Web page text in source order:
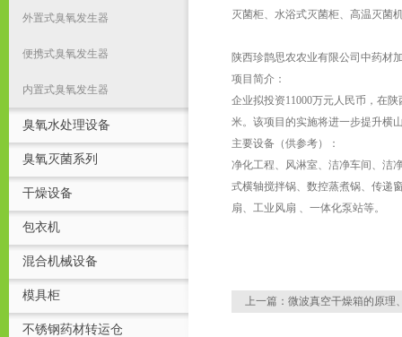
外置式臭氧发生器
便携式臭氧发生器
内置式臭氧发生器
臭氧水处理设备
臭氧灭菌系列
干燥设备
包衣机
混合机械设备
模具柜
不锈钢药材转运仓
灭菌柜、水浴式灭菌柜、高温灭菌
陕西珍鹊思农农业有限公司中药材
项目简介：
企业拟投资11000万元人民币，在
米。该项目的实施将进一步提升横
主要设备（供参考）：
净化工程、风淋室、洁净车间、洁
式横轴搅拌锅、数控蒸煮锅、传递
扇、工业风扇 、一体化泵站等。
上一篇： 微波真空干燥箱的原理